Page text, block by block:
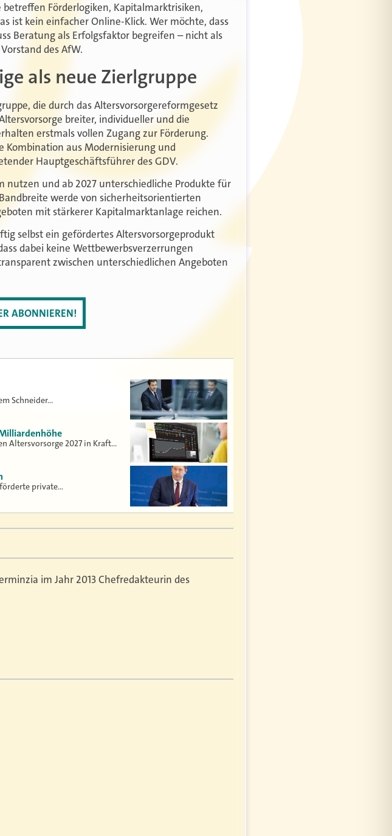
Förderlogiken, Kapitalmarktrisiken,
ist kein einfacher Online-Klick. Wer möchte, dass
Beratung als Erfolgsfaktor begreifen – nicht als
des AfW.
als neue Zierlgruppe
die durch das Altersvorsorgereformgesetz
breiter, individueller und die
erstmals vollen Zugang zur Förderung.
Kombination aus Modernisierung und
Hauptgeschäftsführer des GDV.
nutzen und ab 2027 unterschiedliche Produkte für
werde von sicherheitsorientierten
mit stärkerer Kapitalmarktanlage reichen.
selbst ein gefördertes Altersvorsorgeprodukt
dabei keine Wettbewerbsverzerrungen
zwischen unterschiedlichen Angeboten
ABONNIEREN!
Schneider…
Altersvorsorge 2027 in Kraft…
private…
im Jahr 2013 Chefredakteurin des